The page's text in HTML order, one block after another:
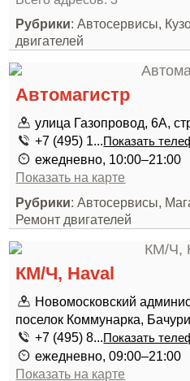
Рубрики: Автосервисы,
двигателей
Автомагистр
улица Газопровод, 6А,
+7 (495) 1...Показать
ежедневно, 10:00–21:00
Показать на карте
Рубрики: Автосервисы,
Ремонт двигателей
КМ/Ч, Haval
Новомосковский
поселок Коммунарка,
+7 (495) 8...Показать
ежедневно, 09:00–21:00
Показать на карте